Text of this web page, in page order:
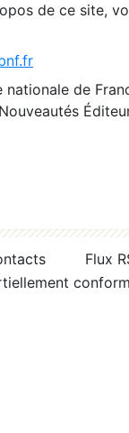
de ce site,
nationale de
Flux